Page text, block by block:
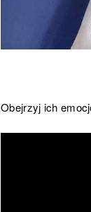
Obejrzyj ich